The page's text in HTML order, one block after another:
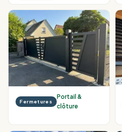
Fermetures
Portail &
clôture